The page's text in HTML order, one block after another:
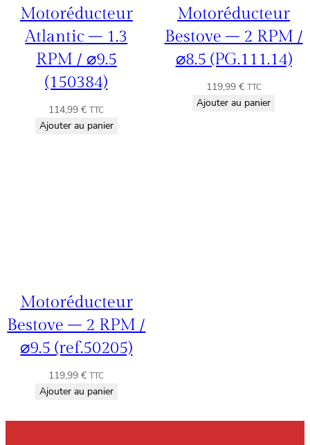
Motoréducteur
Atlantic – 1.3
RPM / ⌀9.5
(150384)
114,99€ TTC
Ajouter au panier
Motoréducteur
Bestove – 2 RPM /
⌀8.5 (PG.111.14)
119,99 € TTC
Ajouter au panier
Motoréducteur
Bestove – 2 RPM /
⌀9.5 (ref.50205)
119,99€ TTC
Ajouter au panier